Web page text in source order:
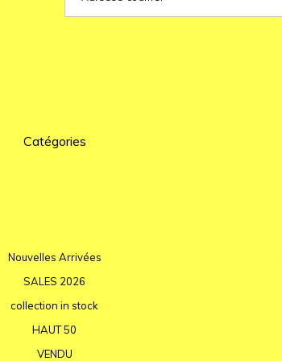
Catégories
Nouvelles Arrivées
SALES 2026
collection in stock
HAUT 50
VENDU